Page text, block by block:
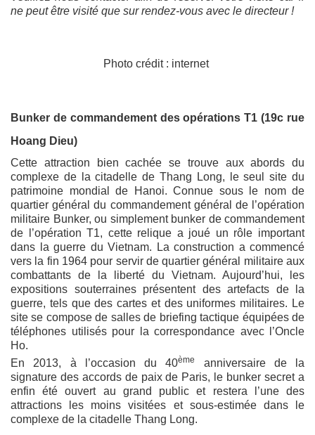
ne peut être visité que sur rendez-vous avec le directeur !
Photo crédit : internet
Bunker de commandement des opérations T1 (19c rue
Hoang Dieu)
Cette attraction bien cachée se trouve aux abords du
complexe de la citadelle de Thang Long, le seul site du
patrimoine mondial de Hanoi. Connue sous le nom de
quartier général du commandement général de l’opération
militaire Bunker, ou simplement bunker de commandement
de l’opération T1, cette relique a joué un rôle important
dans la guerre du Vietnam. La construction a commencé
vers la fin 1964 pour servir de quartier général militaire aux
combattants de la liberté du Vietnam. Aujourd’hui, les
expositions souterraines présentent des artefacts de la
guerre, tels que des cartes et des uniformes militaires. Le
site se compose de salles de briefing tactique équipées de
téléphones utilisés pour la correspondance avec l’Oncle
Ho.
En 2013, à l’occasion du 40ème
anniversaire de la
signature des accords de paix de Paris, le bunker secret a
enfin été ouvert au grand public et restera l’une des
attractions les moins visitées et sous-estimée dans le
complexe de la citadelle Thang Long.